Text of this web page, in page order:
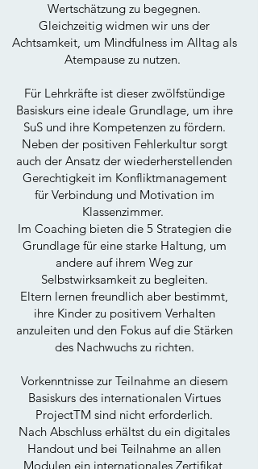
Wertschätzung zu begegnen.
Gleichzeitig widmen wir uns der
Achtsamkeit, um Mindfulness im Alltag als
Atempause zu nutzen.
Für Lehrkräfte ist dieser zwölfstündige
Basiskurs eine ideale Grundlage, um ihre
SuS und ihre Kompetenzen zu fördern.
Neben der positiven Fehlerkultur sorgt
auch der Ansatz der wiederherstellenden
Gerechtigkeit im Konfliktmanagement
für Verbindung und Motivation im
Klassenzimmer.
Im Coaching bieten die 5 Strategien die
Grundlage für eine starke Haltung, um
andere auf ihrem Weg zur
Selbstwirksamkeit zu begleiten.
Eltern lernen freundlich aber bestimmt,
ihre Kinder zu positivem Verhalten
anzuleiten und den Fokus auf die Stärken
des Nachwuchs zu richten.
Vorkenntnisse zur Teilnahme an diesem
Basiskurs des internationalen Virtues
ProjectTM sind nicht erforderlich.
Nach Abschluss erhältst du ein digitales
Handout und bei Teilnahme an allen
Modulen ein internationales Zertifikat,